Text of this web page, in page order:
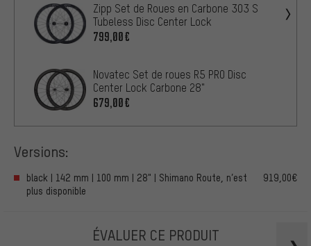
Zipp Set de Roues en Carbone 303 S
Tubeless Disc Center Lock
799,00€
Novatec Set de roues R5 PRO Disc
Center Lock Carbone 28"
679,00€
Versions:
black | 142 mm | 100 mm | 28" | Shimano Route, n’est
plus disponible
919,00€
ÉVALUER CE PRODUIT